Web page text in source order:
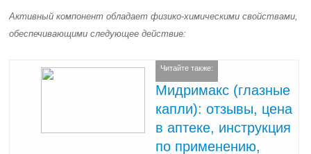
Активный компонент обладает физико-химическими свойствами,
обеспечивающими следующее действие:
Читайте также:
Мидримакс (глазные
капли): отзывы, цена
в аптеке, инструкция
по применению,